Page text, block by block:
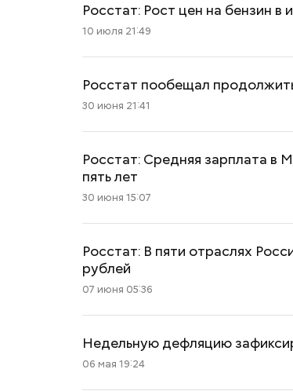
Росстат: Рост цен на бензин
10 июля 21:49
Росстат пообещал
30 июня 21:41
Росстат: Средняя зарплата в
пять лет
30 июня 15:07
Росстат: В пяти отраслях
рублей
07 июня 05:36
Недельную дефляцию
06 мая 19:24